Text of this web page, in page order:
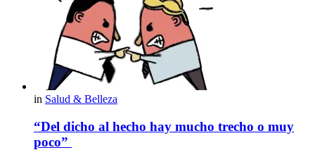
in Salud & Belleza
“Del dicho al hecho hay mucho trecho o muy
poco”